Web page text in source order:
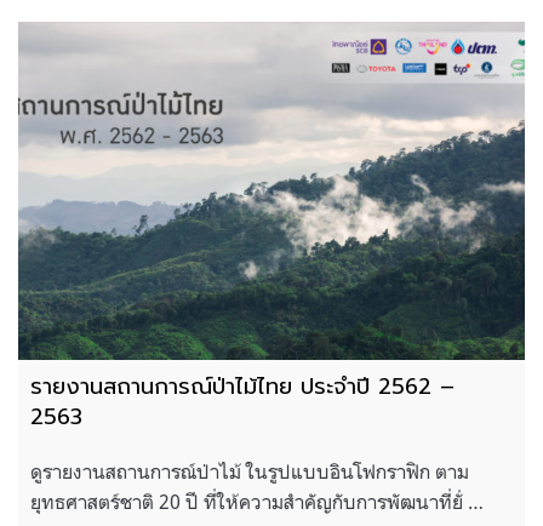
รายงานสถานการณ์ป่าไม้ไทย ประจำปี 2562 –
2563
ดูรายงานสถานการณ์ป่าไม้ ในรูปแบบอินโฟกราฟิก ตาม
ยุทธศาสตร์ชาติ 20 ปี ที่ให้ความสำคัญกับการพัฒนาที่ยั่ …